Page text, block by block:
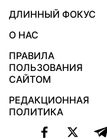
ДЛИННЫЙ ФОКУС
О НАС
ПРАВИЛА
ПОЛЬЗОВАНИЯ
САЙТОМ
РЕДАКЦИОННАЯ
ПОЛИТИКА